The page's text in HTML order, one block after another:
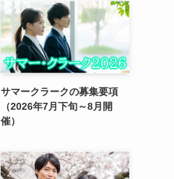
サマークラークの募集要項
（2026年7月下旬～8月開
催）